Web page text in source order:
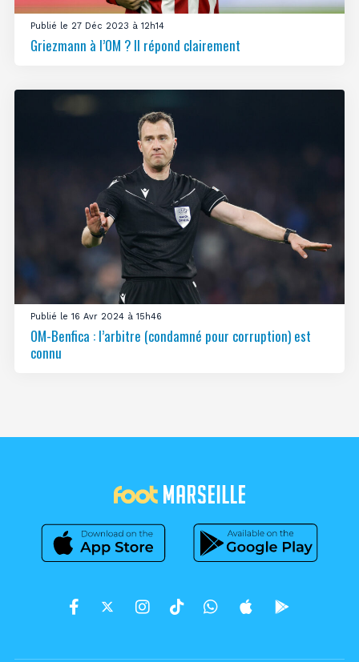
Publié le 27 Déc 2023 à 12h14
Griezmann à l’OM ? Il répond clairement
Publié le 16 Avr 2024 à 15h46
OM-Benfica : l’arbitre (condamné pour corruption) est
connu